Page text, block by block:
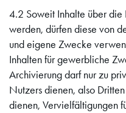
4.2 Soweit Inhalte über die
werden, dürfen diese von
und eigene Zwecke
Inhalten für gewerbliche
Archivierung darf nur zu
Nutzers dienen, also
dienen, Vervielfältigungen